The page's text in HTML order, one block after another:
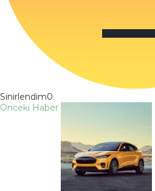
Sinirlendim0
Önceki Haber